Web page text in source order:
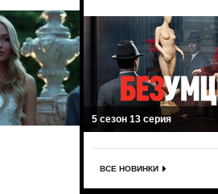
5 сезон 13 серия
ВСЕ НОВИНКИ